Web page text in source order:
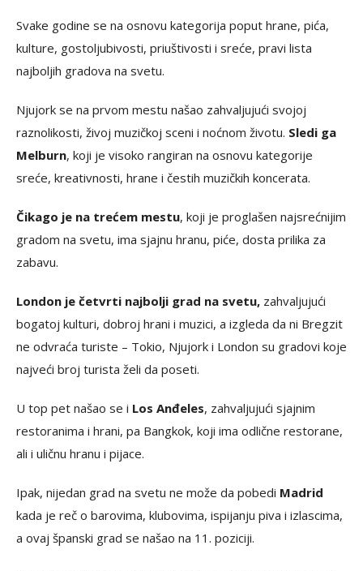
Svake godine se na osnovu kategorija poput hrane, pića,
kulture, gostoljubivosti, priuštivosti i sreće, pravi lista
najboljih gradova na svetu.
Njujork se na prvom mestu našao zahvaljujući svojoj
raznolikosti, živoj muzičkoj sceni i noćnom životu. Sledi ga
Melburn, koji je visoko rangiran na osnovu kategorije
sreće, kreativnosti, hrane i čestih muzičkih koncerata.
Čikago je na trećem mestu, koji je proglašen najsrećnijim
gradom na svetu, ima sjajnu hranu, piće, dosta prilika za
zabavu.
London je četvrti najbolji grad na svetu, zahvaljujući
bogatoj kulturi, dobroj hrani i muzici, a izgleda da ni Bregzit
ne odvraća turiste – Tokio, Njujork i London su gradovi koje
najveći broj turista želi da poseti.
U top pet našao se i Los Anđeles, zahvaljujući sjajnim
restoranima i hrani, pa Bangkok, koji ima odlične restorane,
ali i uličnu hranu i pijace.
Ipak, nijedan grad na svetu ne može da pobedi Madrid
kada je reč o barovima, klubovima, ispijanju piva i izlascima,
a ovaj španski grad se našao na 11. poziciji.